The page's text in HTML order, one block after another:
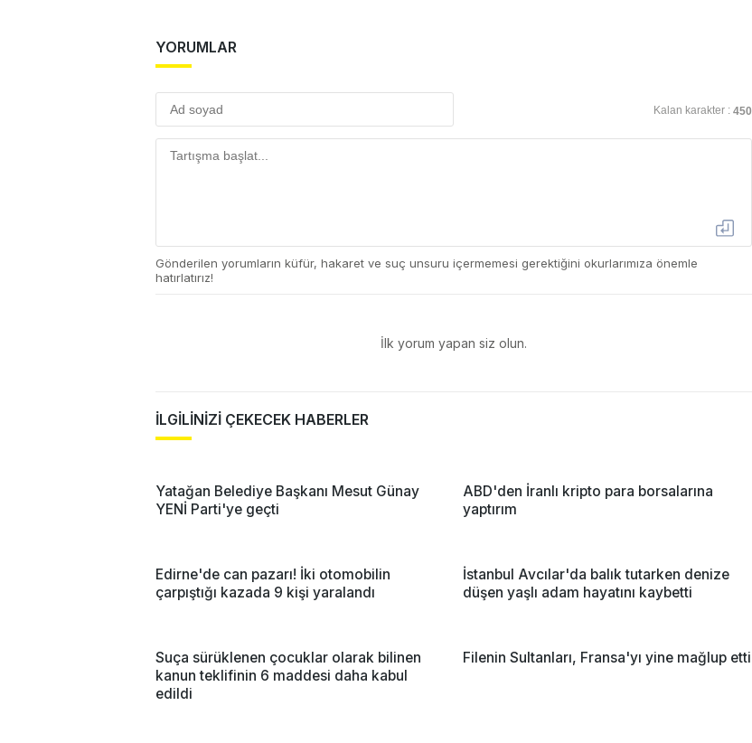
YORUMLAR
Kalan karakter : 450
Gönderilen yorumların küfür, hakaret ve suç unsuru içermemesi gerektiğini okurlarımıza önemle
hatırlatırız!
İlk yorum yapan siz olun.
İLGİLİNİZİ ÇEKECEK HABERLER
Yatağan Belediye Başkanı Mesut Günay
YENİ Parti'ye geçti
ABD'den İranlı kripto para borsalarına
yaptırım
Edirne'de can pazarı! İki otomobilin
çarpıştığı kazada 9 kişi yaralandı
İstanbul Avcılar'da balık tutarken denize
düşen yaşlı adam hayatını kaybetti
Suça sürüklenen çocuklar olarak bilinen
kanun teklifinin 6 maddesi daha kabul
edildi
Filenin Sultanları, Fransa'yı yine mağlup etti